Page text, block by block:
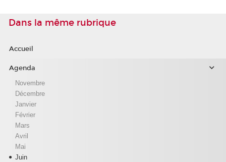
Dans la même rubrique
Accueil
Agenda
Novembre
Décembre
Janvier
Février
Mars
Avril
Mai
Juin